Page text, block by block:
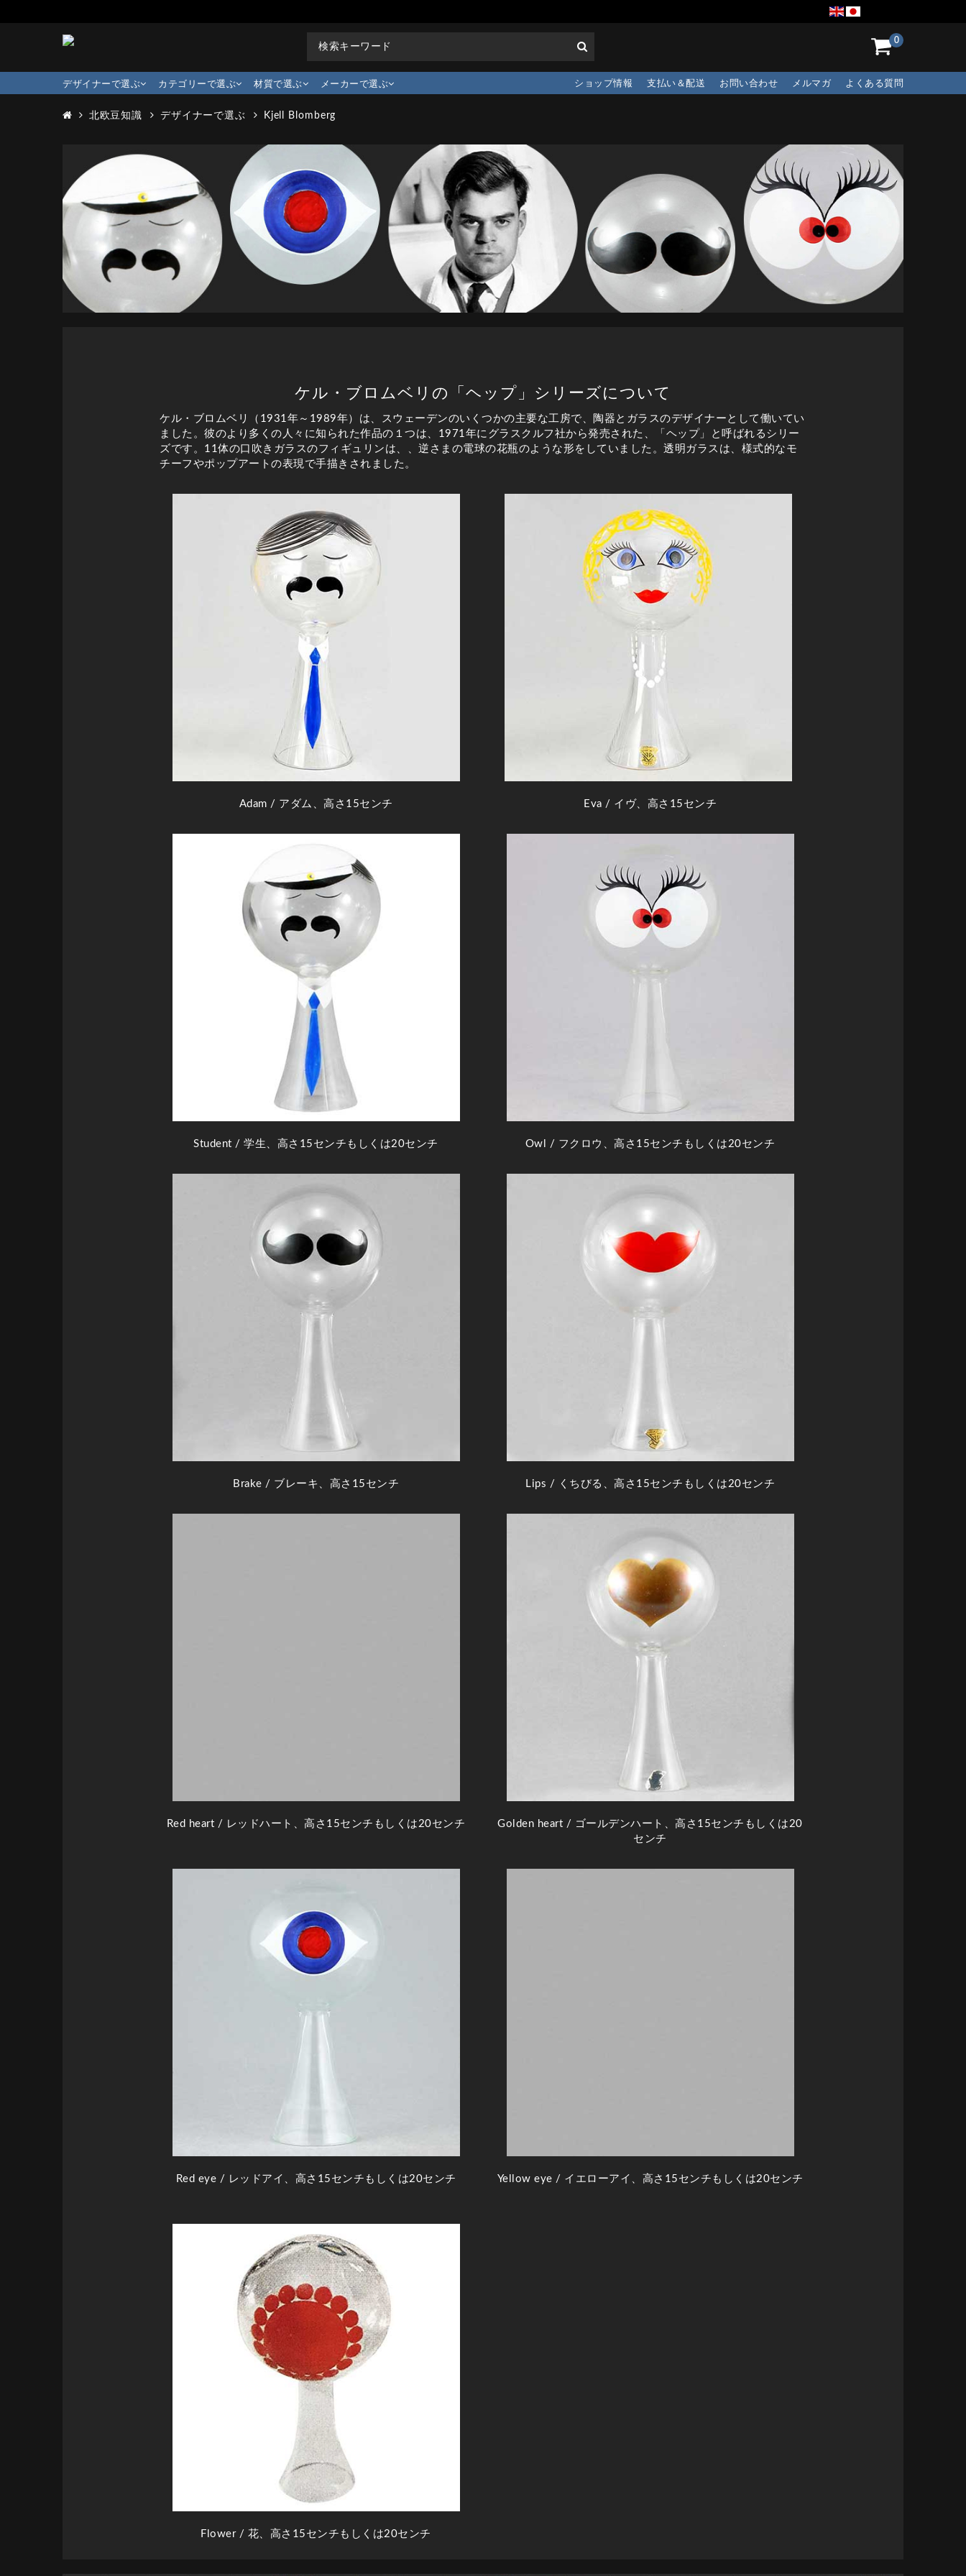
0
デザイナーで選ぶ カテゴリーで選ぶ 材質で選ぶ メーカーで選ぶ よくある質問
メルマガ
お問い合わせ
支払い＆配送
ショップ情報
北欧豆知識 デザイナーで選ぶ Kjell Blomberg
ケル・ブロムベリの「ヘップ」シリーズについて
ケル・ブロムベリ（1931年～1989年）は、スウェーデンのいくつかの主要な工房で、陶器とガラスのデザイナーとして働いてい
ました。彼のより多くの人々に知られた作品の１つは、1971年にグラスクルフ社から発売された、「ヘップ」と呼ばれるシリー
ズです。11体の口吹きガラスのフィギュリンは、、逆さまの電球の花瓶のような形をしていました。透明ガラスは、様式的なモ
チーフやポップアートの表現で手描きされました。
Adam / アダム、高さ15センチ Eva / イヴ、高さ15センチ
Student / 学生、高さ15センチもしくは20センチ Owl / フクロウ、高さ15センチもしくは20センチ
Brake / ブレーキ、高さ15センチ Lips / くちびる、高さ15センチもしくは20センチ
Red heart / レッドハート、高さ15センチもしくは20センチ Golden heart / ゴールデンハート、高さ15センチもしくは20
センチ
Red eye / レッドアイ、高さ15センチもしくは20センチ Yellow eye / イエローアイ、高さ15センチもしくは20センチ
Flower/ 花、高さ15センチもしくは20センチ